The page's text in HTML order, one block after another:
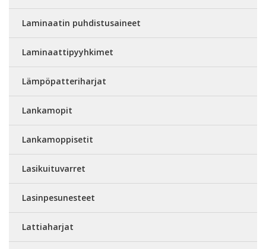
Laminaatin puhdistusaineet
Laminaattipyyhkimet
Lämpöpatteriharjat
Lankamopit
Lankamoppisetit
Lasikuituvarret
Lasinpesunesteet
Lattiaharjat